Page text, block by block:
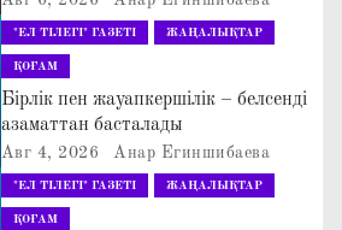
КЕҢЕЙТІЛГЕН МӘЖІЛІС ӨТТІ
"ЕЛ ТІЛЕГІ" ГАЗЕТІ ЖАҢАЛЫҚТАР
ҚОҒАМ
Бірлік пен жауапкершілік – белсенді
азаматтан басталады
Авг 4, 2026 Анар Егиншибаева
"ЕЛ ТІЛЕГІ" ГАЗЕТІ ЖАҢАЛЫҚТАР
ҚОҒАМ